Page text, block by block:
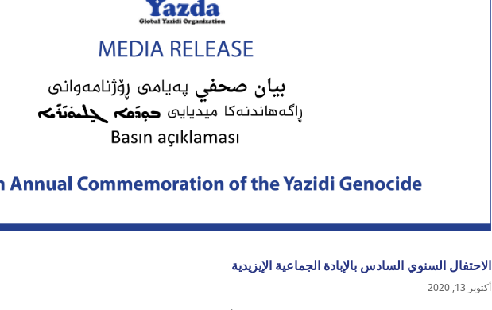
الاحتفال السنوي السادس بالإبادة الجماعية الإيزيدية
أكتوبر 13, 2020